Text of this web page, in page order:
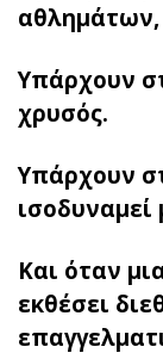
αθλημάτων,
Υπάρχουν
χρυσός.
Υπάρχουν
ισοδυναμεί
Και όταν
εκθέσει